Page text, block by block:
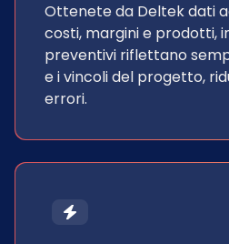
Ottenete da Deltek dati
costi, margini e prodotti,
preventivi riflettano
e i vincoli del progetto,
errori.